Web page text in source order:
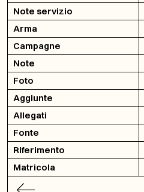
Note servizio
Arma
Campagne
Note
Foto
Aggiunte
Allegati
Fonte
Riferimento
Matricola